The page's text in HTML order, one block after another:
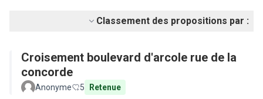
Classement des propositions par :
Croisement boulevard d'arcole rue de la
concorde
Anonyme 5 Retenue